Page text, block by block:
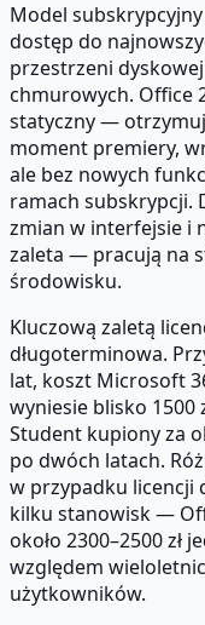
Model
dostęp do
przestrzeni
chmurowych. Office
statyczny —
moment premiery,
ale bez nowych
ramach subskrypcji.
zmian w interfejsie i
zaleta — pracują na
środowisku.
Kluczową zaletą
długoterminowa.
lat, koszt Microsoft
wyniesie blisko 1500
Student kupiony za
po dwóch latach.
w przypadku licencji
kilku stanowisk —
około 2300–2500 zł
względem
użytkowników.